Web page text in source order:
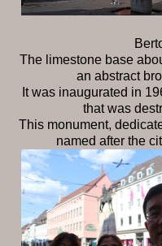
The limestone base
an abstract
It was inaugurated in
that was
This monument,
named after the